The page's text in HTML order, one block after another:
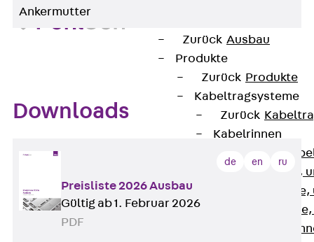
Zurück Ausbau
Produkte
Zurück Produkte
Kabeltragsysteme
Zurück
Kabelrinnen
R Kabelrinne,
RS
RG
RGM
Ankermutter
Downloads
de en ru
Preisliste 2026 Ausbau
Gültig ab 1. Februar 2026
PDF